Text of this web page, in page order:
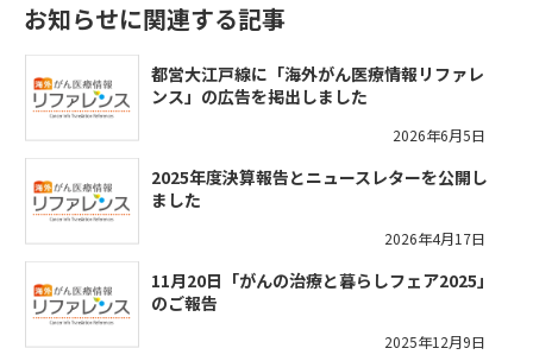
お知らせに関連する記事
都営大江戸線に「海外がん医療情報リファレ
ンス」の広告を掲出しました
2026年6月5日
2025年度決算報告とニュースレターを公開し
ました
2026年4月17日
11月20日「がんの治療と暮らしフェア2025」
のご報告
2025年12月9日